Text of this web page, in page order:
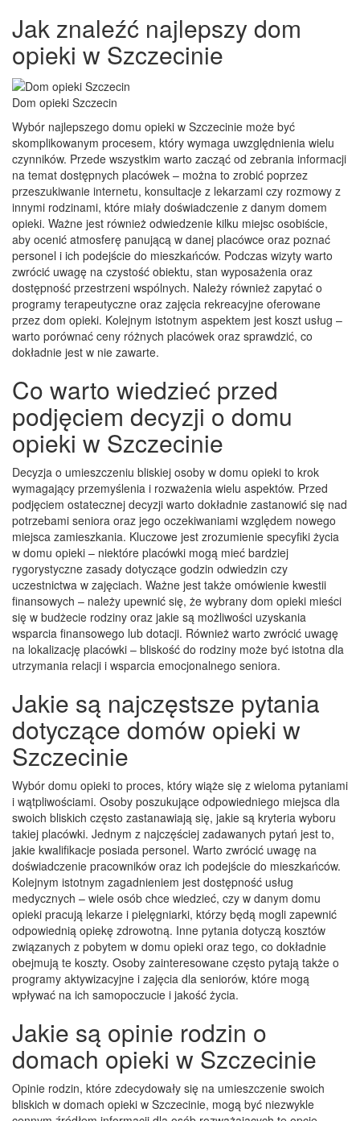
Jak znaleźć najlepszy dom
opieki w Szczecinie
Dom opieki Szczecin
Wybór najlepszego domu opieki w Szczecinie może być
skomplikowanym procesem, który wymaga uwzględnienia wielu
czynników. Przede wszystkim warto zacząć od zebrania informacji
na temat dostępnych placówek – można to zrobić poprzez
przeszukiwanie internetu, konsultacje z lekarzami czy rozmowy z
innymi rodzinami, które miały doświadczenie z danym domem
opieki. Ważne jest również odwiedzenie kilku miejsc osobiście,
aby ocenić atmosferę panującą w danej placówce oraz poznać
personel i ich podejście do mieszkańców. Podczas wizyty warto
zwrócić uwagę na czystość obiektu, stan wyposażenia oraz
dostępność przestrzeni wspólnych. Należy również zapytać o
programy terapeutyczne oraz zajęcia rekreacyjne oferowane
przez dom opieki. Kolejnym istotnym aspektem jest koszt usług –
warto porównać ceny różnych placówek oraz sprawdzić, co
dokładnie jest w nie zawarte.
Co warto wiedzieć przed
podjęciem decyzji o domu
opieki w Szczecinie
Decyzja o umieszczeniu bliskiej osoby w domu opieki to krok
wymagający przemyślenia i rozważenia wielu aspektów. Przed
podjęciem ostatecznej decyzji warto dokładnie zastanowić się nad
potrzebami seniora oraz jego oczekiwaniami względem nowego
miejsca zamieszkania. Kluczowe jest zrozumienie specyfiki życia
w domu opieki – niektóre placówki mogą mieć bardziej
rygorystyczne zasady dotyczące godzin odwiedzin czy
uczestnictwa w zajęciach. Ważne jest także omówienie kwestii
finansowych – należy upewnić się, że wybrany dom opieki mieści
się w budżecie rodziny oraz jakie są możliwości uzyskania
wsparcia finansowego lub dotacji. Również warto zwrócić uwagę
na lokalizację placówki – bliskość do rodziny może być istotna dla
utrzymania relacji i wsparcia emocjonalnego seniora.
Jakie są najczęstsze pytania
dotyczące domów opieki w
Szczecinie
Wybór domu opieki to proces, który wiąże się z wieloma pytaniami
i wątpliwościami. Osoby poszukujące odpowiedniego miejsca dla
swoich bliskich często zastanawiają się, jakie są kryteria wyboru
takiej placówki. Jednym z najczęściej zadawanych pytań jest to,
jakie kwalifikacje posiada personel. Warto zwrócić uwagę na
doświadczenie pracowników oraz ich podejście do mieszkańców.
Kolejnym istotnym zagadnieniem jest dostępność usług
medycznych – wiele osób chce wiedzieć, czy w danym domu
opieki pracują lekarze i pielęgniarki, którzy będą mogli zapewnić
odpowiednią opiekę zdrowotną. Inne pytania dotyczą kosztów
związanych z pobytem w domu opieki oraz tego, co dokładnie
obejmują te koszty. Osoby zainteresowane często pytają także o
programy aktywizacyjne i zajęcia dla seniorów, które mogą
wpływać na ich samopoczucie i jakość życia.
Jakie są opinie rodzin o
domach opieki w Szczecinie
Opinie rodzin, które zdecydowały się na umieszczenie swoich
bliskich w domach opieki w Szczecinie, mogą być niezwykle